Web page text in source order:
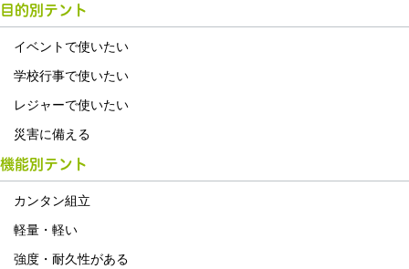
目的別テント
イベントで使いたい
学校行事で使いたい
レジャーで使いたい
災害に備える
機能別テント
カンタン組立
軽量・軽い
強度・耐久性がある